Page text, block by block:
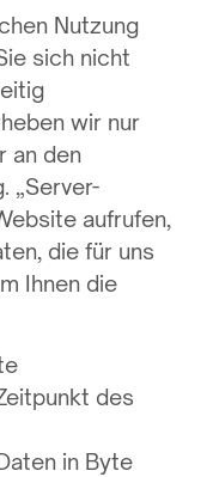
Nutzung
sich nicht
wir nur
an den
„Server-
aufrufen,
die für uns
Ihnen die
des
in Byte